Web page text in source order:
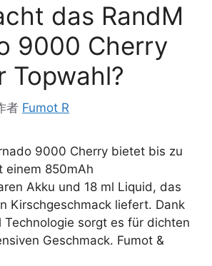
das RandM
9000 Cherry
Topwahl?
者 Fumot R
9000 Cherry bietet bis zu
einem 850mAh
Akku und 18 ml Liquid, das
Kirschgeschmack liefert. Dank
Technologie sorgt es für dichten
Geschmack. Fumot &